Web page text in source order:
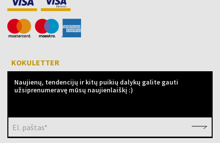
KOKULETTER
Naujienų, tendencijų ir kitų puikių dalykų galite gauti
užsiprenumeravę mūsų naujienlaiškį :)
El. paštas*